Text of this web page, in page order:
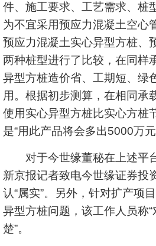
件、施工要求、工艺需求、桩
为不宜采用预应力混凝土空心
预应力混凝土实心异型方桩、
两种桩型进行了比较，在同样
异型方桩造价省、工期短、绿
用。根据初步测算，在相同承
使用实心异型方桩比实心方桩
是“用此产品将会多出5000万元
对于今世缘董秘在上述平台
新京报记者致电今世缘证券投
认“属实”。另外，针对扩产项
异型方桩问题，该工作人员称
楚”。